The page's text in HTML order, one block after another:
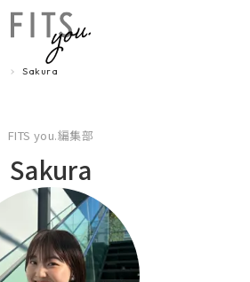
Sakura
FITS you.編集部
Sakura